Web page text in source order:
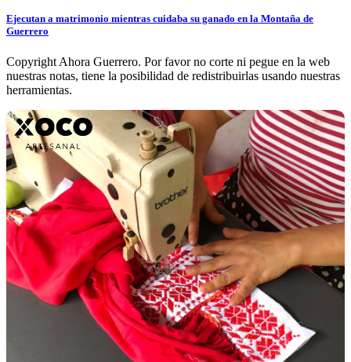
Ejecutan a matrimonio mientras cuidaba su ganado en la Montaña de
Guerrero
Copyright Ahora Guerrero. Por favor no corte ni pegue en la web
nuestras notas, tiene la posibilidad de redistribuirlas usando nuestras
herramientas.